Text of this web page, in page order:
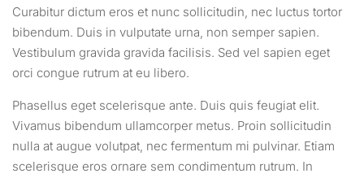
Curabitur dictum eros et nunc sollicitudin, nec luctus tortor
bibendum. Duis in vulputate urna, non semper sapien.
Vestibulum gravida gravida facilisis. Sed vel sapien eget
orci congue rutrum at eu libero.
Phasellus eget scelerisque ante. Duis quis feugiat elit.
Vivamus bibendum ullamcorper metus. Proin sollicitudin
nulla at augue volutpat, nec fermentum mi pulvinar. Etiam
scelerisque eros ornare sem condimentum rutrum. In